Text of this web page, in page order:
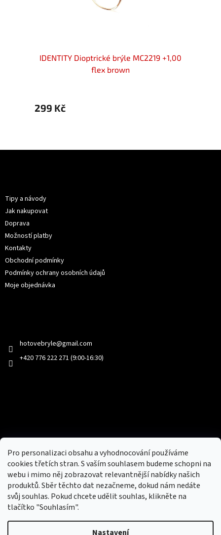
Pro personalizaci obsahu a vyhodnocování používáme
cookies třetích stran. S vaším souhlasem budeme schopni na
webu i mimo něj zobrazovat relevantnější nabídky našich
produktů. Sběr těchto dat nezačneme, dokud nám nedáte
svůj souhlas. Pokud chcete udělit souhlas, klikněte na
tlačítko "Souhlasím".
Nastavení
IDENTITY Dioptrické brýle MC2219 +1,00
flex brown
299 Kč
Tipy a návody
Jak nakupovat
Doprava
Možností platby
Kontakty
Obchodní podmínky
Podmínky ochrany osobních údajů
Moje objednávka
hotovebryle@gmail.com
+420 776 222 271 (9:00-16:30)
Nový obchod s batohy, cestovními zavazadly, tašky a peněženky